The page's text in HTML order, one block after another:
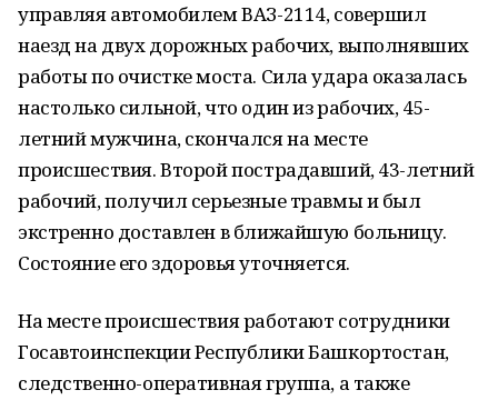
управляя автомобилем ВАЗ-2114, совершил
наезд на двух дорожных рабочих, выполнявших
работы по очистке моста. Сила удара оказалась
настолько сильной, что один из рабочих, 45-
летний мужчина, скончался на месте
происшествия. Второй пострадавший, 43-летний
рабочий, получил серьезные травмы и был
экстренно доставлен в ближайшую больницу.
Состояние его здоровья уточняется.
На месте происшествия работают сотрудники
Госавтоинспекции Республики Башкортостан,
следственно-оперативная группа, а также